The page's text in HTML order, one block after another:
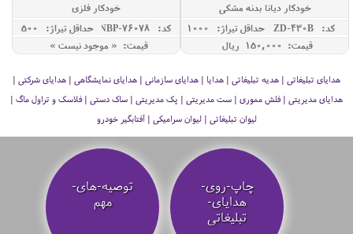
خودکار دیانا بدنه مشکی
کد: ZD-430B
حداقل تيراژ: 1000
قیمت: 150,000 ريال
خودکار فلزی
کد: NBP-76078
حداقل تيراژ: 500
قیمت: « موجود نیست »
هدایای تبلیغاتی | هدیه تبلیغاتی | هدایا | هدایای سازمانی | هدایای نمایشگاهی | هدایای شرکتی |
هدایای مدیریتی | فلش مموری | ست مدیریتی | پک مدیریتی | ساک دستی | فلاسک و تراول ماگ |
لیوان تبلیغاتی | لیوان سرامیکی | آفتابگیر خودرو
چاپ-روی-
هدایای-
تبلیغاتی
توصیه‌-های-
مهم